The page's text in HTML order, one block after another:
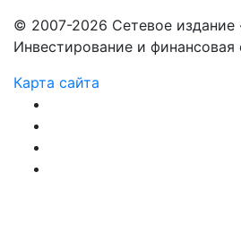
© 2007-2026 Сетевое издание
Инвестирование и финансовая
Карта сайта